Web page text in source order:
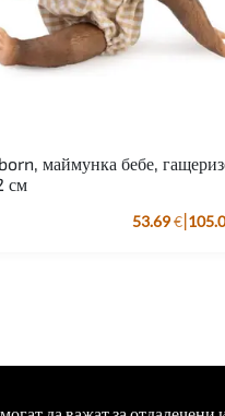
маймунка бебе,
см
53.69 €|